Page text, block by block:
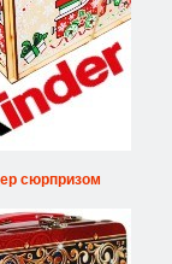
сюрпризом